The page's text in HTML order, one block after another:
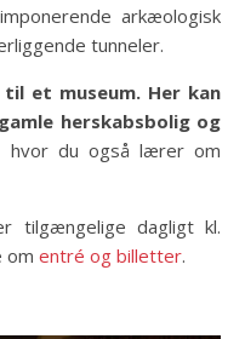
arkæologisk
tunneler.
et museum. Her kan
herskabsbolig og
hvor du også lærer om
tilgængelige dagligt kl.
om entré og billetter.